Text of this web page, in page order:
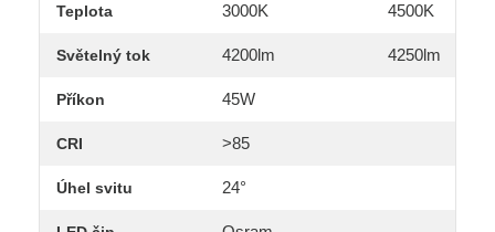
Teplota 3000K 4500K
Světelný tok 4200lm 4250lm
Příkon 45W
CRI >85
Úhel svitu 24°